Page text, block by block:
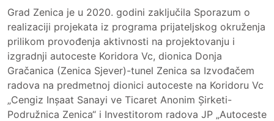
Grad Zenica je u 2020. godini zaključila Sporazum o
realizaciji projekata iz programa prijateljskog okruženja
prilikom provođenja aktivnosti na projektovanju i
izgradnji autoceste Koridora Vc, dionica Donja
Gračanica (Zenica Sjever)-tunel Zenica sa Izvođačem
radova na predmetnoj dionici autoceste na Koridoru Vc
„Cengiz Inșaat Sanayi ve Ticaret Anonim Șirketi-
Podružnica Zenica“ i Investitorom radova JP „Autoceste